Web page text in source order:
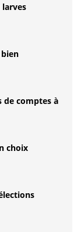
larves
de comptes à
choix